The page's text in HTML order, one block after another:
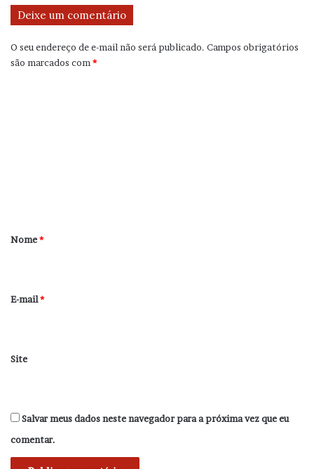
Deixe um comentário
O seu endereço de e-mail não será publicado. Campos obrigatórios
são marcados com *
r
*
Nome*
E-mail*
Site
Salvar meus dados neste navegador para a próxima vez que eu
comentar.